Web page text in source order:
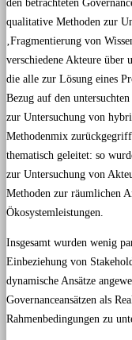
den betrachteten
qualitative Methoden zur
‚Fragmentierung von
verschiedene Akteure über
die alle zur Lösung eines
Bezug auf den
zur Untersuchung von
Methodenmix
thematisch geleitet: so
zur Untersuchung von
Methoden zur räumlichen
Ökosystemleistungen.
Insgesamt wurden wenig
Einbeziehung von
dynamische Ansätze
Governanceansätzen als
Rahmenbedingungen zu